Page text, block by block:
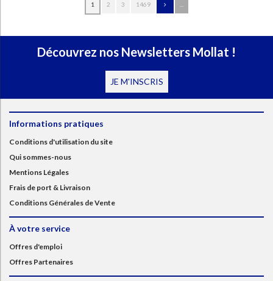
1 2 3 1469
Découvrez nos Newsletters Mollat !
JE M'INSCRIS
Informations pratiques
Conditions d'utilisation du site
Qui sommes-nous
Mentions Légales
Frais de port & Livraison
Conditions Générales de Vente
À votre service
Offres d'emploi
Offres Partenaires